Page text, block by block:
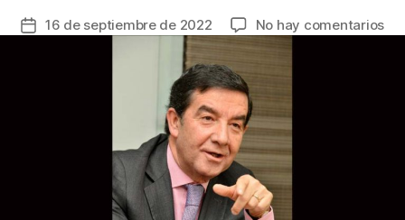
c
o
o
k
itt
er
ail er
st
m
tir
Fecha16 de septiembre de 2022 No hay comentariosen